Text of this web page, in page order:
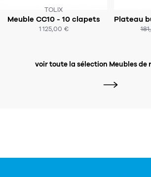
TOLIX
Meuble CC10 - 10 clapets
1 125,00 €
SOUS 6 SEMAINES
ACHAT EXPRESS
voir toute la sélection Meubles de